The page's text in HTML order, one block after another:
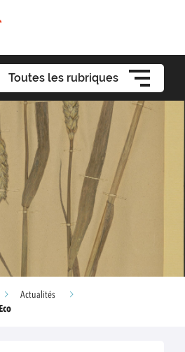
Toutes les rubriques
Actualités